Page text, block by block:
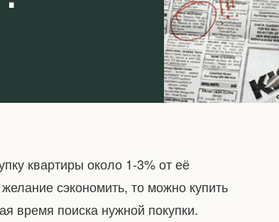
квартиры около 1-3% от её
сэкономить, то можно купить
время поиска нужной покупки.